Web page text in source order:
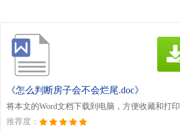
《怎么判断房子会不会烂尾.doc》
将本文的Word文档下载到电脑，方便收藏和打印
推荐度：